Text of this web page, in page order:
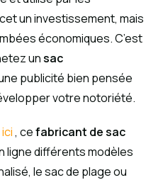
un investissement, mais
économiques. C’est
unsac
publicité bien pensée
votre notoriété.
, cefabricant de sac
ligne différents modèles
le sac de plage ou